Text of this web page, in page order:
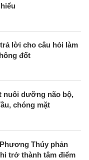
lời cho câu hỏi làm
đốt
nuôi dưỡng não bộ,
chóng mặt
Thúy phản
trở thành tâm điểm